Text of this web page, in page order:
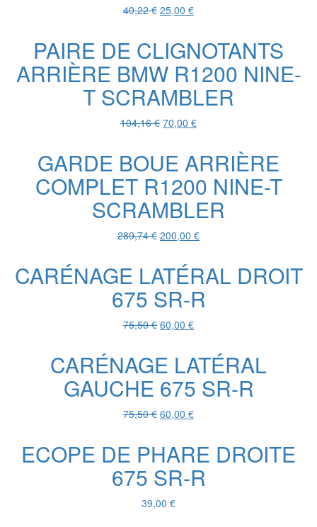
40,22€ Le
était :
40,22 €.
25,00 €Le
est :
25,00 €.
PAIRE DE CLIGNOTANTS
ARRIÈRE BMW R1200 NINE-
T SCRAMBLER
104,16€ Le
était :
104,16 €.
70,00 €Le
est :
70,00 €.
GARDE BOUE ARRIÈRE
COMPLET R1200 NINE-T
SCRAMBLER
289,74€ Le
était :
289,74 €.
200,00 €Le
est :
200,00 €.
CARÉNAGE LATÉRAL DROIT
675 SR-R
75,50€ Le
était :
75,50 €.
60,00 €Le
actuel
est :
60,00 €.
CARÉNAGE LATÉRAL
GAUCHE 675 SR-R
75,50€ Le
était :
75,50 €.
60,00 €Le
est :
60,00 €.
ECOPE DE PHARE DROITE
675 SR-R
39,00 €